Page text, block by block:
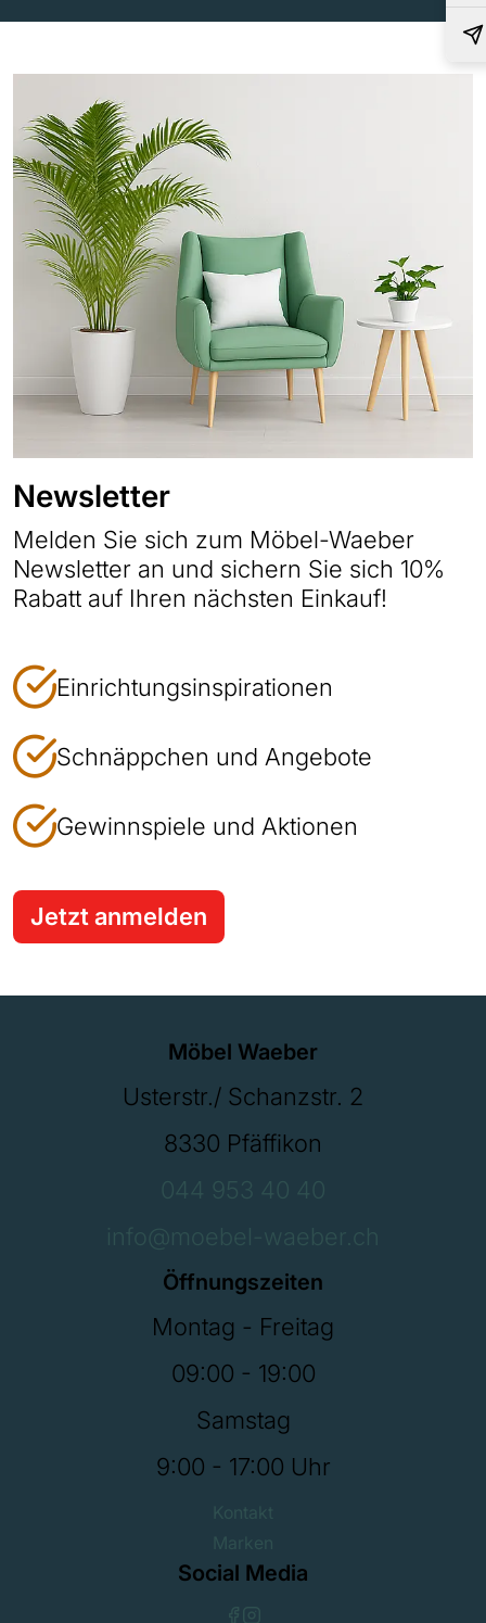
Newsletter
Melden Sie sich zum Möbel-Waeber
Newsletter an und sichern Sie sich 10%
Rabatt auf Ihren nächsten Einkauf!
Einrichtungsinspirationen
Schnäppchen und Angebote
Gewinnspiele und Aktionen
Jetzt anmelden
Möbel Waeber
Usterstr./ Schanzstr. 2
8330 Pfäffikon
044 953 40 40
info@moebel-waeber.ch
Öffnungszeiten
Montag - Freitag
09:00 - 19:00
Samstag
9:00 - 17:00 Uhr
Kontakt
Marken
Social Media